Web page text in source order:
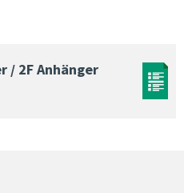
/ 2F Anhänger